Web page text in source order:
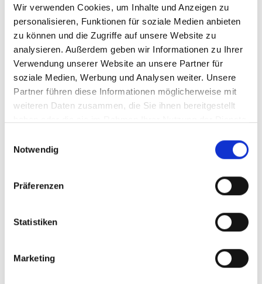
Wir verwenden Cookies, um Inhalte und Anzeigen zu
personalisieren, Funktionen für soziale Medien anbieten
zu können und die Zugriffe auf unsere Website zu
analysieren. Außerdem geben wir Informationen zu Ihrer
Verwendung unserer Website an unsere Partner für
soziale Medien, Werbung und Analysen weiter. Unsere
Partner führen diese Informationen möglicherweise mit
weiteren Daten zusammen, die Sie ihnen bereitgestellt
Notwendig
Präferenzen
Statistiken
Marketing
+39 0473 860 925
info@glurnsmarketing.it
www.glorenza.eu/tauferer-tor-turm-
paul-flora/
Karte & Höhenprofil
Impressionen